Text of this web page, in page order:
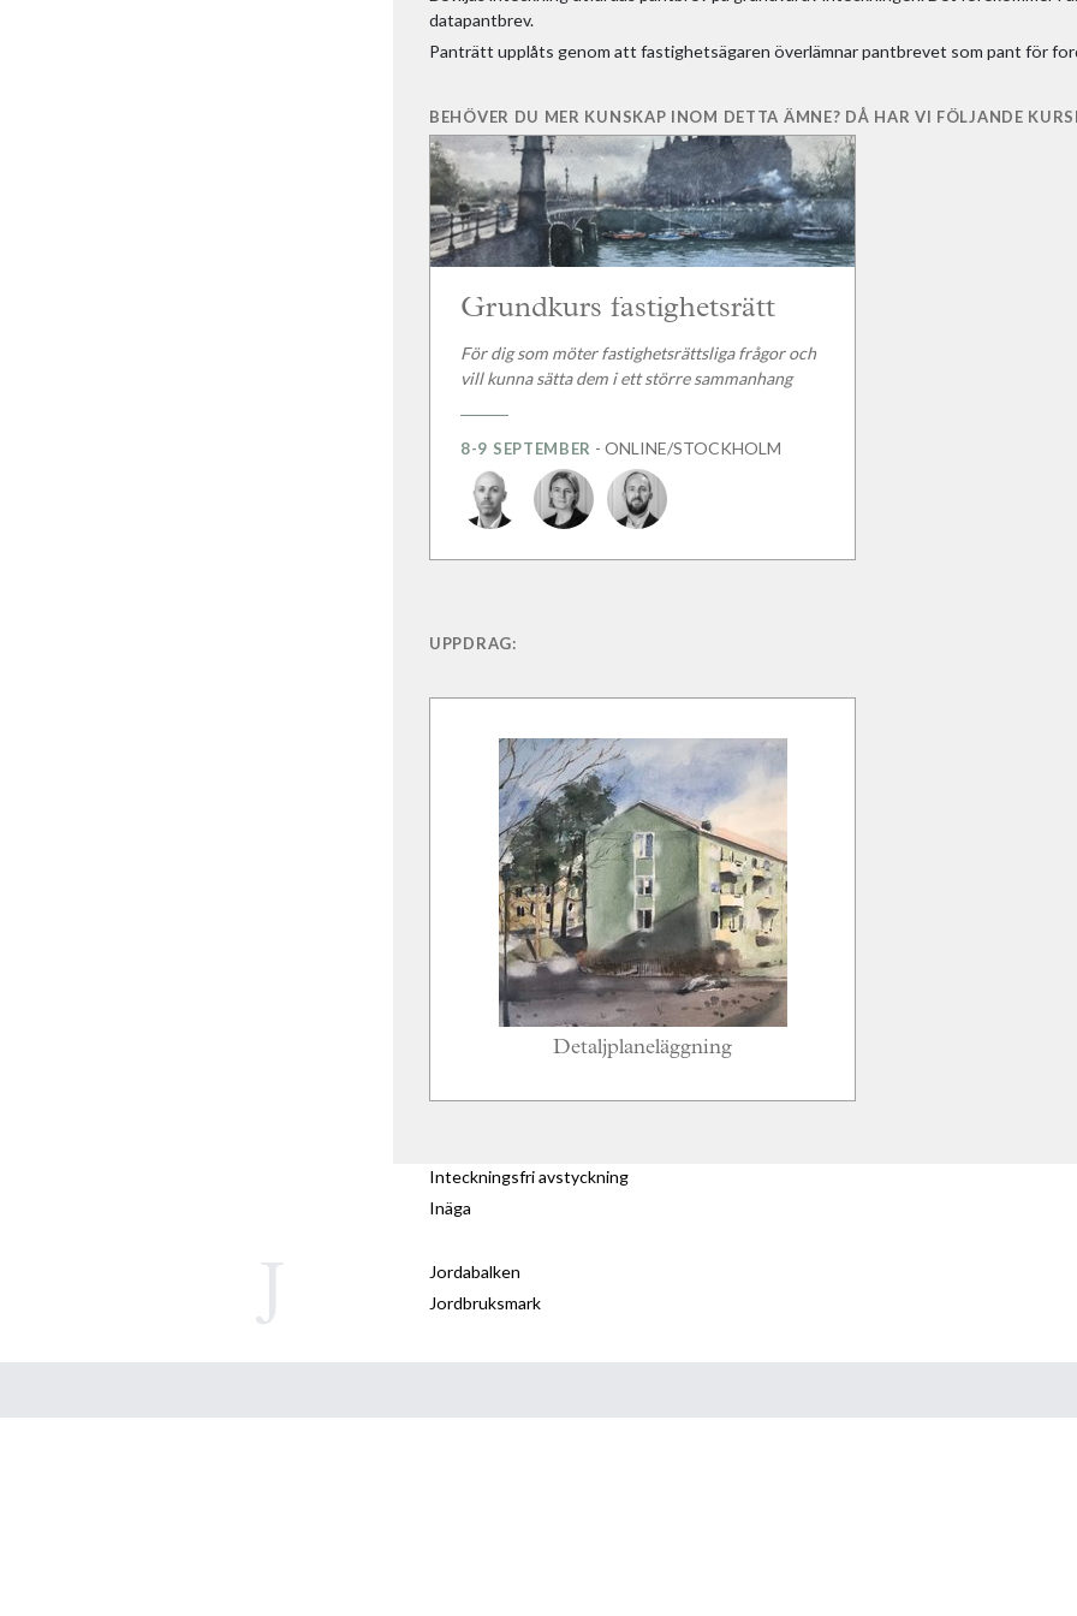
datapantbrev.
Panträtt upplåts genom att fastighetsägaren överlämnar pantbrevet som pant för
BEHÖVER DU MER KUNSKAP INOM DETTA ÄMNE? DÅ HAR VI FÖLJANDE
Grundkurs fastighetsrätt
För dig som möter fastighetsrättsliga frågor och
vill kunna sätta dem i ett större sammanhang
8-9 SEPTEMBER - ONLINE/STOCKHOLM
UPPDRAG:
Detaljplaneläggning
Inteckningsfri avstyckning
Inäga
Jordabalken
Jordbruksmark
Jordnatur